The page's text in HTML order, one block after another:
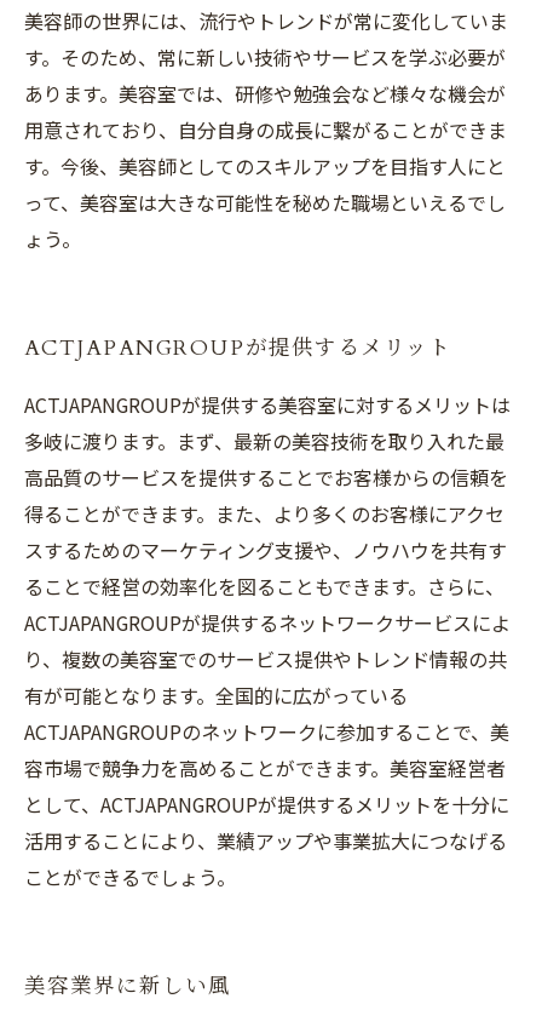
美容師の世界には、流行やトレンドが常に変化していま
す。そのため、常に新しい技術やサービスを学ぶ必要が
あります。美容室では、研修や勉強会など様々な機会が
用意されており、自分自身の成長に繋がることができま
す。今後、美容師としてのスキルアップを目指す人にと
って、美容室は大きな可能性を秘めた職場といえるでし
ょう。
ACTJAPANGROUPが提供するメリット
ACTJAPANGROUPが提供する美容室に対するメリットは
多岐に渡ります。まず、最新の美容技術を取り入れた最
高品質のサービスを提供することでお客様からの信頼を
得ることができます。また、より多くのお客様にアクセ
スするためのマーケティング支援や、ノウハウを共有す
ることで経営の効率化を図ることもできます。さらに、
ACTJAPANGROUPが提供するネットワークサービスによ
り、複数の美容室でのサービス提供やトレンド情報の共
有が可能となります。全国的に広がっている
ACTJAPANGROUPのネットワークに参加することで、美
容市場で競争力を高めることができます。美容室経営者
として、ACTJAPANGROUPが提供するメリットを十分に
活用することにより、業績アップや事業拡大につなげる
ことができるでしょう。
美容業界に新しい風